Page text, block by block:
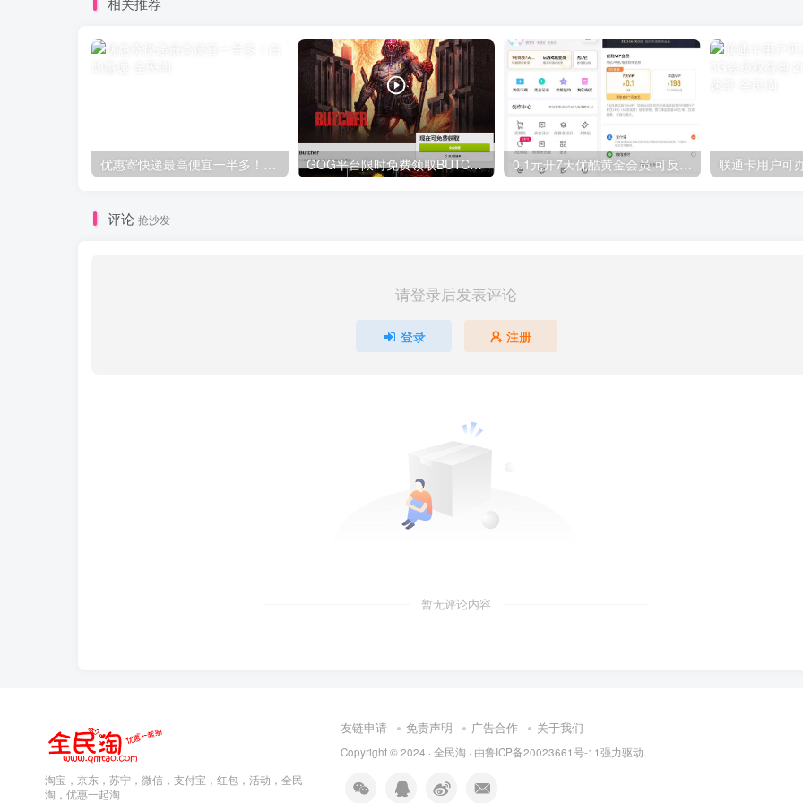
优惠寄快递最高便宜一半多！白鸽惠递 GOG平台限时免费领取BUTCHER（屠夫） 0.1元开7天优酷黄金会员 可反复开通需要关闭自动续费
评论 抢沙发
请登录后发表评论
登录 注册
暂无评论内容
淘宝，京东，苏宁，微信，支付宝，红包，活动，全民
淘，优惠一起淘
友链申请 免责声明 广告合作 关于我们
Copyright © 2024 · 全民淘 · 由鲁ICP备20023661号-11强力驱动.